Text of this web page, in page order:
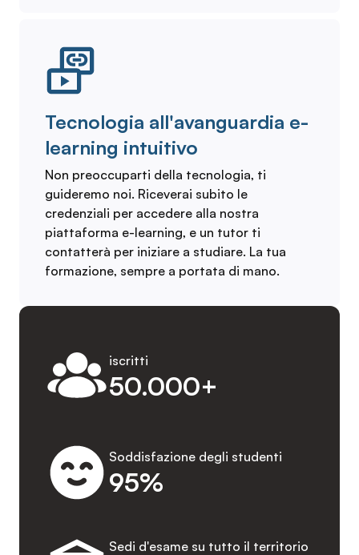
Tecnologia all'avanguardia e-
learning intuitivo
Non preoccuparti della tecnologia, ti
guideremo noi. Riceverai subito le
credenziali per accedere alla nostra
piattaforma e-learning, e un tutor ti
contatterà per iniziare a studiare. La tua
formazione, sempre a portata di mano.
50.000+
iscritti
95%
Soddisfazione degli studenti
Sedi d'esame su tutto il territorio